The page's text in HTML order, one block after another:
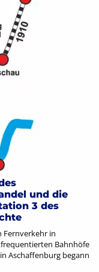
und die
3 des
Fernverkehr in
Bahnhöfe
Aschaffenburg begann